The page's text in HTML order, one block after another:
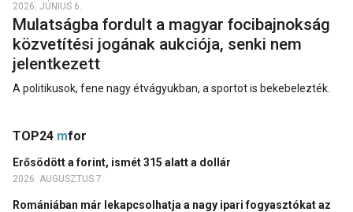
2026. JÚNIUS 6.
Mulatságba fordult a magyar focibajnokság
közvetítési jogának aukciója, senki nem
jelentkezett
A politikusok, fene nagy étvágyukban, a sportot is bekebelezték.
TOP24 mfor
Erősödött a forint, ismét 315 alatt a dollár
2026. AUGUSZTUS 7.
Romániában már lekapcsolhatja a nagy ipari fogyasztókat az